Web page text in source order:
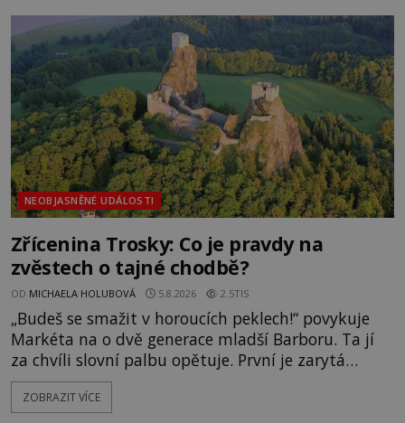
následovat. Vstupujeme na pláž Dumas ve městě
Surat. Gu
NEOBJASNĚNÉ UDÁLOSTI
Zřícenina Trosky: Co je pravdy na
zvěstech o tajné chodbě?
OD MICHAELA HOLUBOVÁ 5.8.2026 2.5TIS
„Budeš se smažit v horoucích peklech!“ povykuje
Markéta na o dvě generace mladší Barboru. Ta jí
za chvíli slovní palbu opětuje. První je zarytá
katolička, druhá přesvědčená kališnice. A každá z
nich se usídlí na jedné z věží slavného hradu
ZOBRAZIT VÍCE